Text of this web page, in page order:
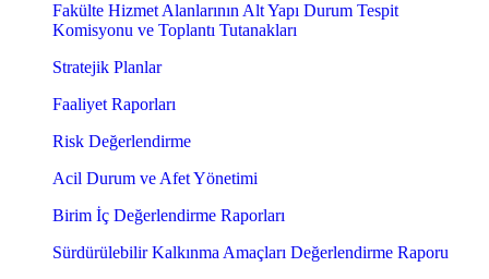
Fakülte Hizmet Alanlarının Alt Yapı Durum Tespit
Komisyonu ve Toplantı Tutanakları
Stratejik Planlar
Faaliyet Raporları
Risk Değerlendirme
Acil Durum ve Afet Yönetimi
Birim İç Değerlendirme Raporları
Sürdürülebilir Kalkınma Amaçları Değerlendirme Raporu